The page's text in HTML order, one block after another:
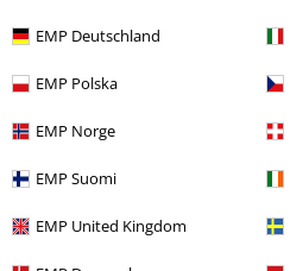
EMP Deutschland
EMP Polska
EMP Norge
EMP Suomi
EMP United Kingdom